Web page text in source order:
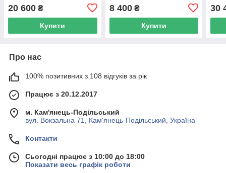
20 600 ₴
Купити
8 400₴
Купити
30
Про нас
100% позитивних з 108 відгуків за рік
Працює з 20.12.2017
м. Кам'янець-Подільський
вул. Вокзальна 71, Кам'янець-Подільський, Україна
Контакти
Сьогодні працює з 10:00 до 18:00
Показати весь графік роботи